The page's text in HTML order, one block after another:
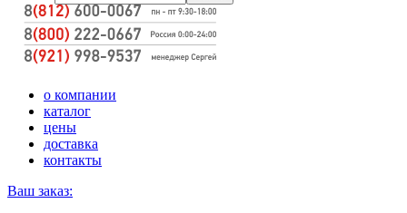
о компании
каталог
цены
доставка
контакты
Ваш заказ: